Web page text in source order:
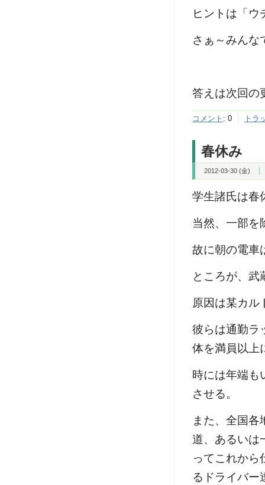
ヒントは「ウ
さぁ～みんな
答えは次回の
コメント : 0 トラ
春休み
2012-03-30 (金)
学生諸氏は春
当然、一部を
故に朝の電車
ところが、武
原因は某カル
彼らは通勤ラ
体を満員以上
時には年端も
させる。
また、全国
道、あるいは
ってこれから
るドライバー